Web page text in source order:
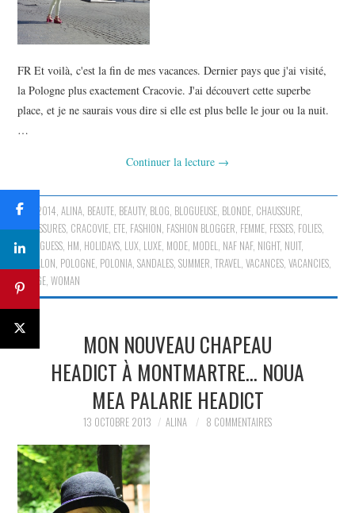
FR Et voilà, c'est la fin de mes vacances. Dernier pays que j'ai visité,
la Pologne plus exactement Cracovie. J'ai découvert cette superbe
place, et je ne saurais vous dire si elle est plus belle le jour ou la nuit.
…
Continuer la lecture →
2014 ALINA, BEAUTE, BEAUTY, BLOG BLOGUEUSE, BLONDE, CHAUSSURE,
CHAUSSURES CRACOVIE ETE FASHION FASHION BLOGGER FEMME FESSES FOLIES
GIRL
GUESS HM HOLIDAYS LUX LUXE MODE MODEL NAF NAF, NIGHT, NUIT,
PANTALON POLOGNE POLONIA ,SANDALES ,SUMMER ,TRAVEL ,VACANCES ,VACANCIES
VOYAGE ,WOMAN
MON NOUVEAU CHAPEAU
HEADICT À MONTMARTRE… NOUA
MEA PALARIE HEADICT
13 OCTOBRE 2013 ALINA 8 COMMENTAIRES